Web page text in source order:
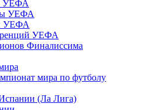
УЕФА
УЕФА
УЕФА
УЕФА
Финалиссима
мира по футболу
(Ла Лига)